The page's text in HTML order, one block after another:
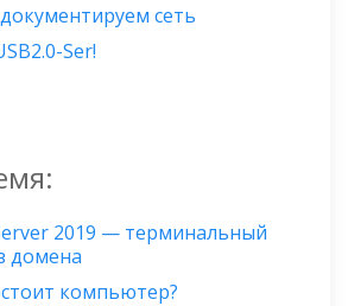
сеть
Ser!
2019 — терминальный
домена
компьютер?